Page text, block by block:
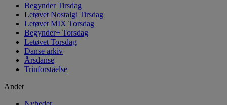
Begynder Tirsdag
Letøvet Nostalgi Tirsdag
Letøvet MIX Torsdag
Begynder+ Torsdag
Letøvet Torsdag
Danse arkiv
Årsdanse
Trinforståelse
Andet